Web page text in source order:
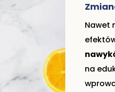
Nawet
na